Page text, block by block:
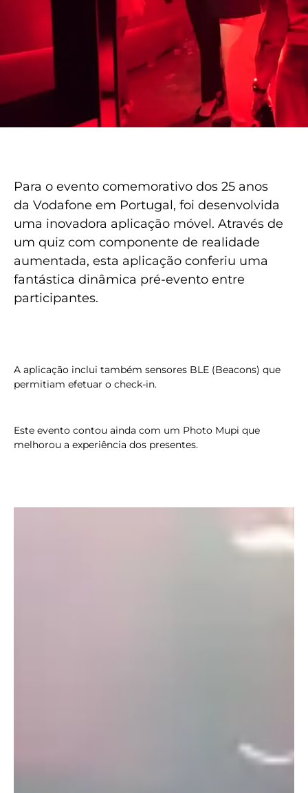
Para o evento comemorativo dos 25 anos
da Vodafone em Portugal, foi desenvolvida
uma inovadora aplicação móvel. Através de
um quiz com componente de realidade
aumentada, esta aplicação conferiu uma
fantástica dinâmica pré-evento entre
participantes.
A aplicação inclui também sensores BLE (Beacons) que
permitiam efetuar o check-in.
Este evento contou ainda com um Photo Mupi que
melhorou a experiência dos presentes.